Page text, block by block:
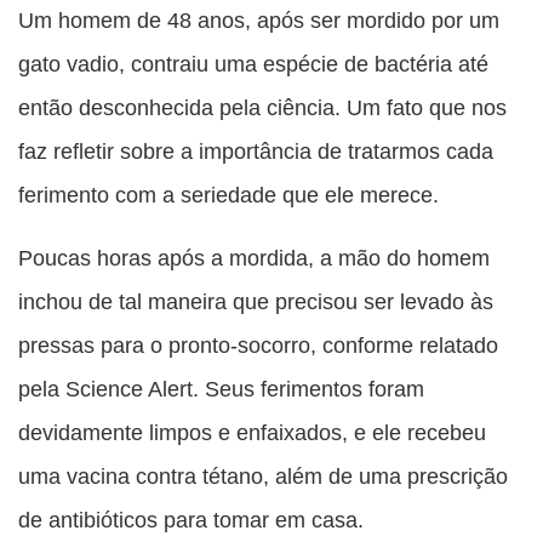
esta
publicação
Facebook
esta
publicação
esta
publicação
com
esta
publicação
esta
publicação
Um homem de 48 anos, após ser mordido por um
gato vadio, contraiu uma espécie de bactéria até
então desconhecida pela ciência. Um fato que nos
faz refletir sobre a importância de tratarmos cada
ferimento com a seriedade que ele merece.
Poucas horas após a mordida, a mão do homem
inchou de tal maneira que precisou ser levado às
pressas para o pronto-socorro, conforme relatado
pela Science Alert. Seus ferimentos foram
devidamente limpos e enfaixados, e ele recebeu
uma vacina contra tétano, além de uma prescrição
de antibióticos para tomar em casa.